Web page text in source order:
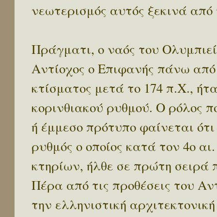
νεωτερισμός αυτός ξεκινά
Πράγματι, ο ναός του
Αντίοχος ο Επιφανής πάνω
κτίσματος μετά το 174 π.Χ.,
κορινθιακού ρυθμού. Ο ρόλος
ή έμμεσο πρότυπο φαίνεται
ρυθμός ο οποίος κατά τον 4ο
κτηρίων, ήλθε σε πρώτη σειρά
Πέρα από τις προθέσεις του
την ελληνιστική